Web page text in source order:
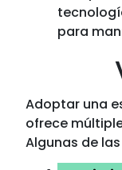
para
Adoptar una
ofrece
Algunas de